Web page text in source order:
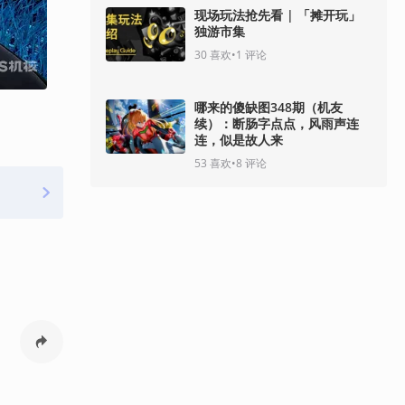
现场玩法抢先看 | 「摊开玩」
独游市集
30喜欢•1 评论
哪来的傻缺图348期（机友
续）：断肠字点点，风雨声连
连，似是故人来
53 喜欢•8 评论